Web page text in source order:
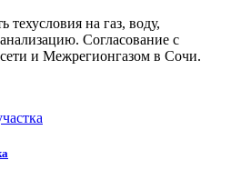
на газ, воду,
Согласование с
и Межрегионгазом в Сочи.